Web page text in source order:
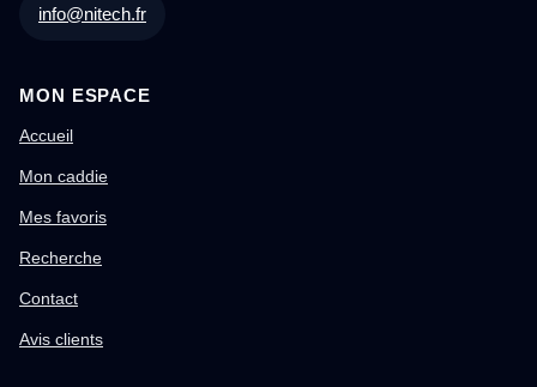
info@nitech.fr
MON ESPACE
Accueil
Mon caddie
Mes favoris
Recherche
Contact
Avis clients